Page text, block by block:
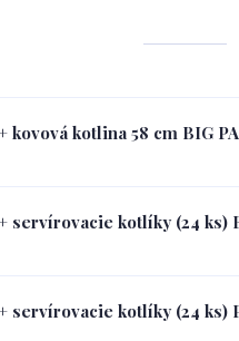
kovová kotlina 58 cm BIG
servírovacie kotlíky (24 ks)
servírovacie kotlíky (24 ks)